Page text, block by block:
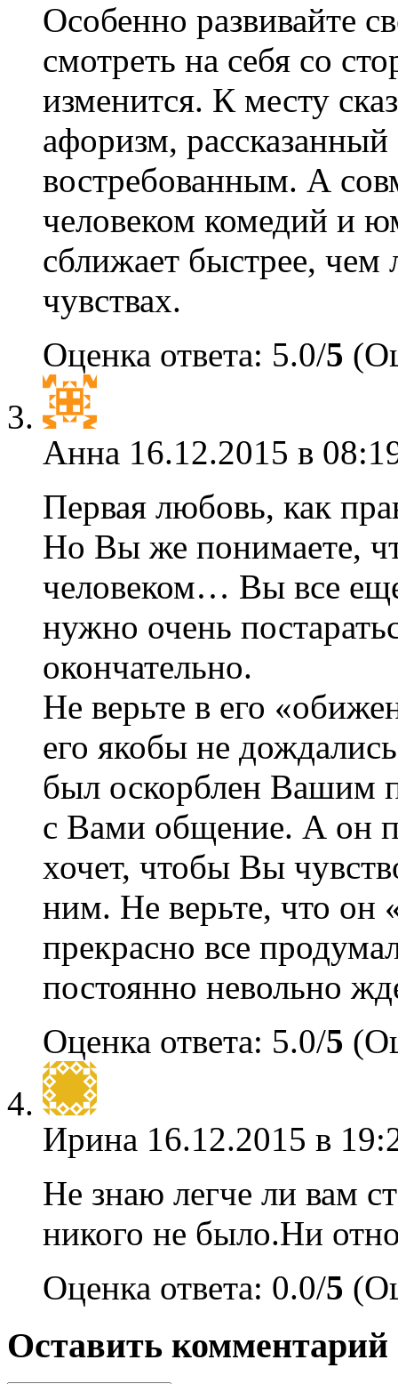
Особенно развивайте
смотреть на себя со
изменится. К месту
афоризм, рассказанный
востребованным. А
человеком комедий и
сближает быстрее,
чувствах.
Оценка ответа: 5.0/5
Анна 16.12.2015 в
Первая любовь, как
Но Вы же понимаете,
человеком… Вы все
нужно очень
окончательно.
Не верьте в его
его якобы не
был оскорблен Вашим
с Вами общение. А он
хочет, чтобы Вы
ним. Не верьте, что он
прекрасно все
постоянно невольно
Оценка ответа: 5.0/5
Ирина 16.12.2015 в
Не знаю легче ли вам
никого не было.Ни
Оценка ответа: 0.0/5
Оставить комментарий